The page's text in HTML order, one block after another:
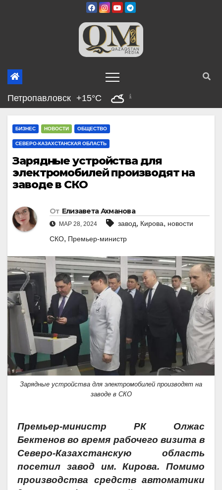
Петропавловск +15°C
БИЗНЕС НОВОСТИ ОБЩЕСТВО
СЕВЕРО-КАЗАХСТАНСКАЯ ОБЛАСТЬ
Зарядные устройства для
электромобилей производят на
заводе в СКО
От Елизавета Ахманова
МАР 28, 2024 завод, Кирова, новости
СКО, Премьер-министр
Зарядные устройства для электромобилей производят на
заводе в СКО
Премьер-министр РК Олжас
Бектенов во время рабочего визита в
Северо-Казахстанскую область
посетил завод им. Кирова. Помимо
производства средств автоматики